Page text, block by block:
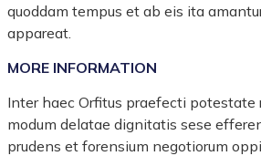
quoddam tempus et ab eis ita
appareat.
MORE INFORMATION
Inter haec Orfitus praefecti
modum delatae dignitatis sese
prudens et forensium negotiorum